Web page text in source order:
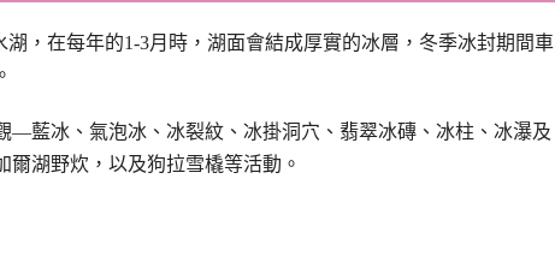
湖，在每年的1-3月時，湖面會結成厚實的冰層，冬季冰封期間車
—藍冰、氣泡冰、冰裂紋、冰掛洞穴、翡翠冰磚、冰柱、冰瀑及
湖野炊，以及狗拉雪橇等活動。